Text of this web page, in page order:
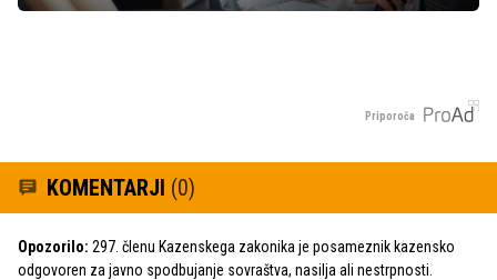
Priporoča
KOMENTARJI (0)
Opozorilo: 297. členu Kazenskega zakonika je posameznik kazensko
odgovoren za javno spodbujanje sovraštva, nasilja ali nestrpnosti.